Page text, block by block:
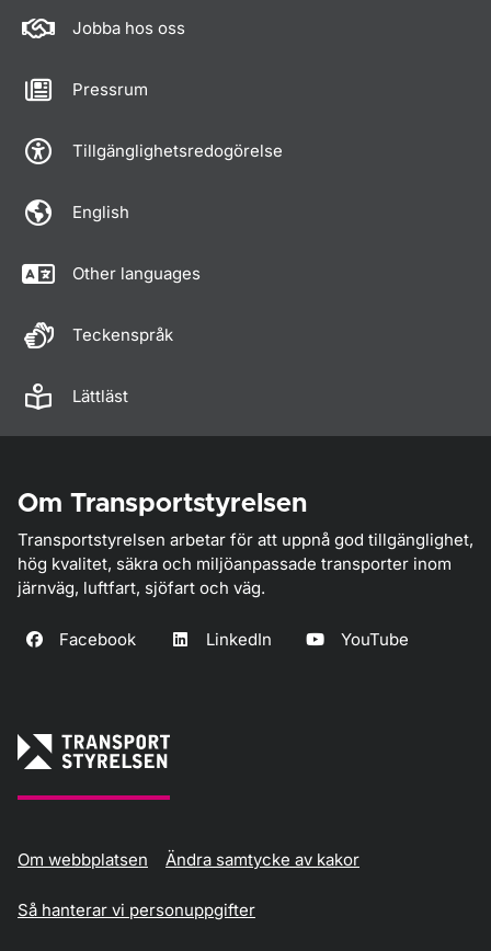
Jobba hos oss
Pressrum
Tillgänglighetsredogörelse
English
Other languages
Teckenspråk
Lättläst
Om Transportstyrelsen
Transportstyrelsen arbetar för att uppnå god tillgänglighet,
hög kvalitet, säkra och miljöanpassade transporter inom
järnväg, luftfart, sjöfart och väg.
Facebook LinkedIn YouTube
Om webbplatsen Ändra samtycke av kakor
Så hanterar vi personuppgifter